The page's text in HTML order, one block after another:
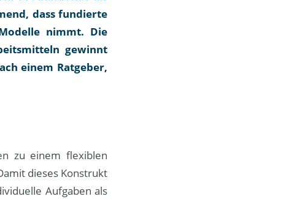
dass fundierte
nimmt. Die
gewinnt
einem Ratgeber,
zu einem flexiblen
dieses Konstrukt
Aufgaben als